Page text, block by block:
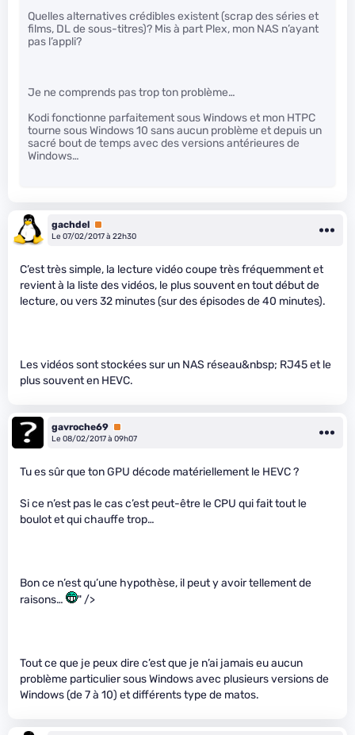
Quelles alternatives crédibles existent (scrap des séries et
films, DL de sous-titres)? Mis à part Plex, mon NAS n’ayant
pas l’appli?
Je ne comprends pas trop ton problème…
Kodi fonctionne parfaitement sous Windows et mon HTPC
tourne sous Windows 10 sans aucun problème et depuis un
sacré bout de temps avec des versions antérieures de
Windows…
gachdel Premium
Le 07/02/2017 à 22h30
C’est très simple, la lecture vidéo coupe très fréquemment et
revient à la liste des vidéos, le plus souvent en tout début de
lecture, ou vers 32 minutes (sur des épisodes de 40 minutes).
Les vidéos sont stockées sur un NAS réseau&nbsp; RJ45 et le
plus souvent en HEVC.
gavroche69 Premium
Le 08/02/2017 à 09h07
Tu es sûr que ton GPU décode matériellement le HEVC ?
Si ce n’est pas le cas c’est peut-être le CPU qui fait tout le
boulot et qui chauffe trop…
Bon ce n’est qu’une hypothèse, il peut y avoir tellement de
raisons…
" />
Tout ce que je peux dire c’est que je n’ai jamais eu aucun
problème particulier sous Windows avec plusieurs versions de
Windows (de 7 à 10) et différents type de matos.